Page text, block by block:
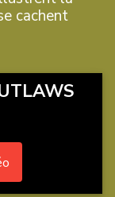
cachent